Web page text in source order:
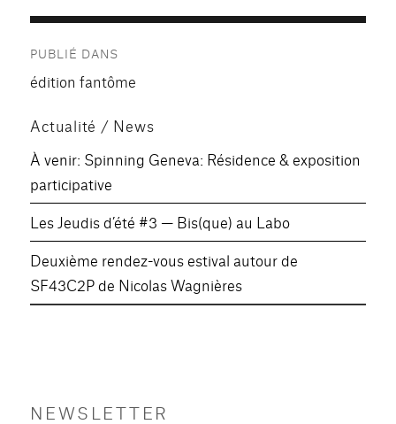
de
PUBLIÉ DANS
édition fantôme
Actualité / News
À venir: Spinning Geneva: Résidence & exposition
participative
Les Jeudis d’été #3 — Bis(que) au Labo
Deuxième rendez-vous estival autour de
SF43C2P de Nicolas Wagnières
NEWSLETTER